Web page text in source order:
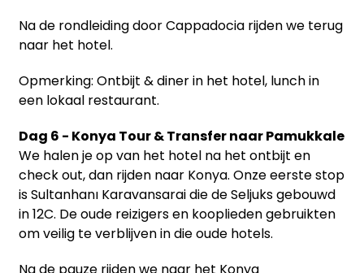
Na de rondleiding door Cappadocia rijden we terug
naar het hotel.
Opmerking: Ontbijt & diner in het hotel, lunch in
een lokaal restaurant.
Dag 6 - Konya Tour & Transfer naar Pamukkale
We halen je op van het hotel na het ontbijt en
check out, dan rijden naar Konya. Onze eerste stop
is Sultanhanı Karavansarai die de Seljuks gebouwd
in 12C. De oude reizigers en kooplieden gebruikten
om veilig te verblijven in die oude hotels.
Na de pauze rijden we naar het Konya